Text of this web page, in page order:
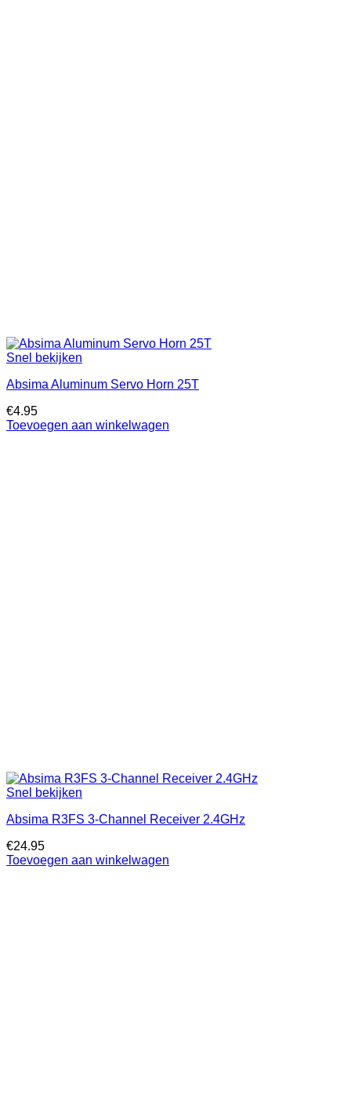
Snel bekijken
Absima Aluminum Servo Horn 25T
€4.95
Toevoegen aan winkelwagen
Snel bekijken
Absima R3FS 3-Channel Receiver 2.4GHz
€24.95
Toevoegen aan winkelwagen